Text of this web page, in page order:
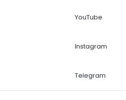
YouTube
Instagram
Telegram